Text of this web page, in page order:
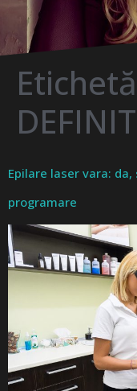
Epilare laser vara:
programare